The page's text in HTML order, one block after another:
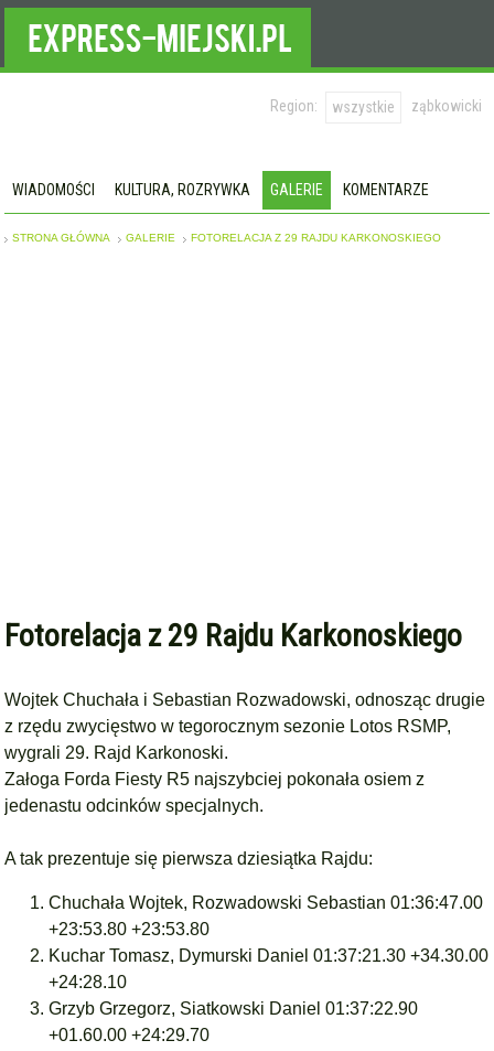
Region: wszystkie ząbkowicki
WIADOMOŚCI KULTURA, ROZRYWKA GALERIE KOMENTARZE
STRONA GŁÓWNA GALERIE FOTORELACJA Z 29 RAJDU KARKONOSKIEGO
Fotorelacja z 29 Rajdu Karkonoskiego
Wojtek Chuchała i Sebastian Rozwadowski, odnosząc drugie
z rzędu zwycięstwo w tegorocznym sezonie Lotos RSMP,
wygrali 29. Rajd Karkonoski.
Załoga Forda Fiesty R5 najszybciej pokonała osiem z
jedenastu odcinków specjalnych.
A tak prezentuje się pierwsza dziesiątka Rajdu:
Chuchała Wojtek, Rozwadowski Sebastian 01:36:47.00
+23:53.80 +23:53.80
Kuchar Tomasz, Dymurski Daniel 01:37:21.30 +34.30.00
+24:28.10
Grzyb Grzegorz, Siatkowski Daniel 01:37:22.90
+01.60.00 +24:29.70